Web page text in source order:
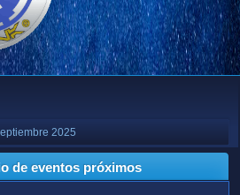
2025
de eventos próximos